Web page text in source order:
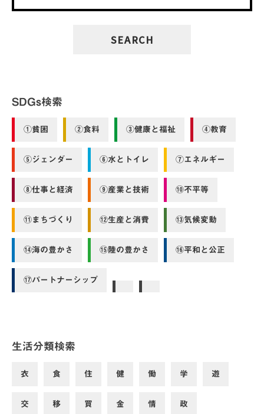
SDGs検索
①貧困 ②食料 ③健康と福祉 ④教育
⑤ジェンダー ⑥水とトイレ ⑦エネルギー
⑧仕事と経済 ⑨産業と技術 ⑩不平等
⑪まちづくり ⑫生産と消費 ⑬気候変動
⑭海の豊かさ ⑮陸の豊かさ ⑯平和と公正
⑰パートナーシップ
生活分類検索
衣 食 住 健 働 学 遊
交 移 買 金 情 政